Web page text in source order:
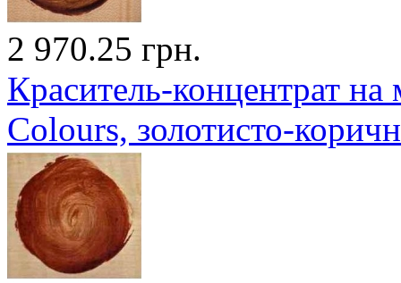
2 970.25 грн.
Краситель-концентрат
Colours, золотисто-